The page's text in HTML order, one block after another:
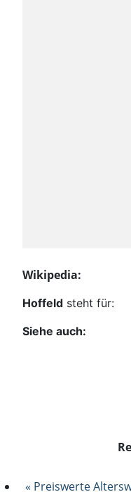
Wikipedia:
Hoffeld steht für:
Siehe auch:
« Preiswerte